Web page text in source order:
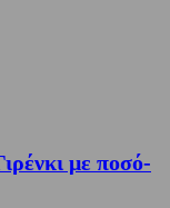
με ποσό-